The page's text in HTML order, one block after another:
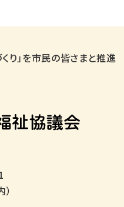
り」を市民の皆さまと推進